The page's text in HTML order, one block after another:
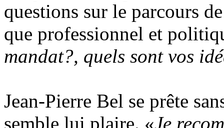
questions sur le parcours
que professionnel et
mandat?, quels sont vos
Jean-Pierre Bel se prête
semble lui plaire. «Je